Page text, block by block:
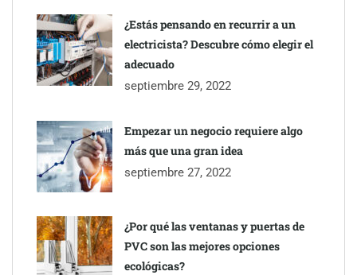
¿Estás pensando en recurrir a un
electricista? Descubre cómo elegir el
adecuado
septiembre 29, 2022
Empezar un negocio requiere algo
más que una gran idea
septiembre 27, 2022
¿Por qué las ventanas y puertas de
PVC son las mejores opciones
ecológicas?